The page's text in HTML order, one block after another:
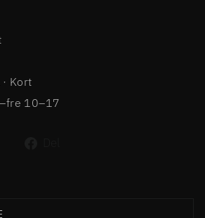
Kort
10–17